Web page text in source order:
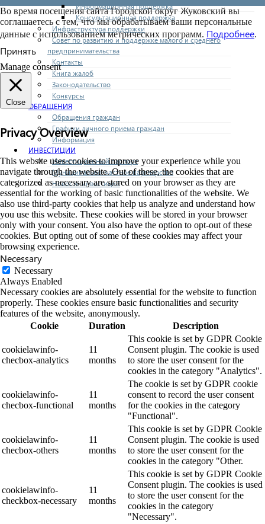
Информационная поддержка
Консультационная поддержка
Инфраструктура поддержки
Совет по развитию и поддержке малого и среднего
предпринимательства
Контакты
Книга жалоб
Законодательство
Конкурсы
ОБРАЩЕНИЯ
Обращения граждан
Графики личного приема граждан
Информация
ИНВЕСТИЦИИ
Инвестиционный паспорт
Муниципально-частное партнерство
Новости инвестиций
Во время посещения сайта Городской округ Жуковский вы
соглашаетесь с тем, что мы обрабатываем ваши персональные
данные с использованием метрических программ. Подробнее.
Принять
Manage consent
Close
Privacy Overview
This website uses cookies to improve your experience while you
navigate through the website. Out of these, the cookies that are
categorized as necessary are stored on your browser as they are
essential for the working of basic functionalities of the website. We
also use third-party cookies that help us analyze and understand how
you use this website. These cookies will be stored in your browser
only with your consent. You also have the option to opt-out of these
cookies. But opting out of some of these cookies may affect your
browsing experience.
Necessary
Necessary
Always Enabled
Necessary cookies are absolutely essential for the website to function
properly. These cookies ensure basic functionalities and security
features of the website, anonymously.
Cookie
Duration Description
cookielawinfo-
checbox-analytics
11
months
This cookie is set by GDPR Cookie
Consent plugin. The cookie is used
to store the user consent for the
cookies in the category "Analytics".
cookielawinfo-
checbox-functional
11
months
The cookie is set by GDPR cookie
consent to record the user consent
for the cookies in the category
"Functional".
cookielawinfo-
checbox-others
11
months
This cookie is set by GDPR Cookie
Consent plugin. The cookie is used
to store the user consent for the
cookies in the category "Other.
cookielawinfo-
checkbox-necessary
11
months
This cookie is set by GDPR Cookie
Consent plugin. The cookies is used
to store the user consent for the
cookies in the category
"Necessary".